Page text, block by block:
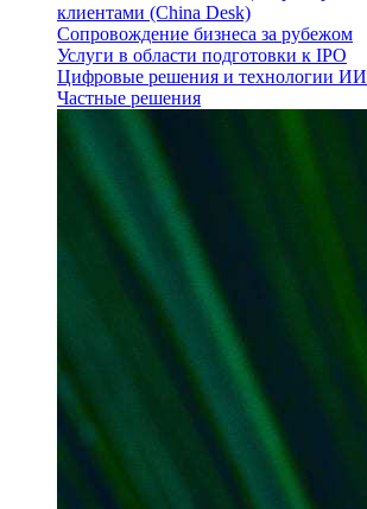
клиентами (China Desk)
Сопровождение бизнеса за рубежом
Услуги в области подготовки к IPO
Цифровые решения и технологии ИИ
Частные решения